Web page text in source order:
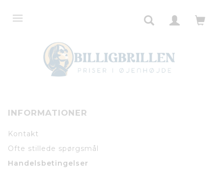
INFORMATIONER
Kontakt
Ofte stillede spørgsmål
Handelsbetingelser